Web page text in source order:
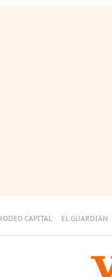
RODEO CAPITAL EL GUARDIÁN